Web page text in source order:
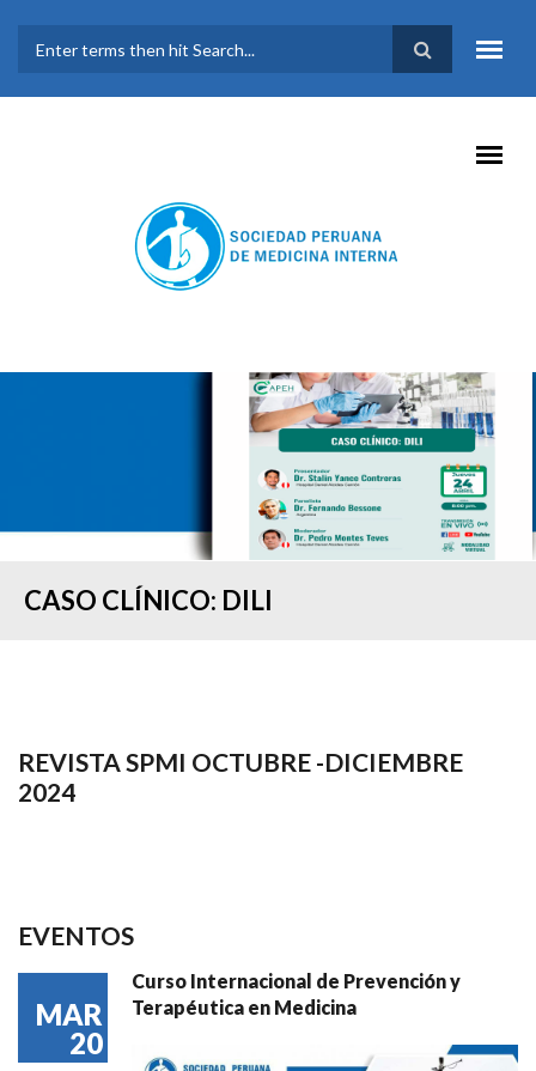
FORMULARIO DE
BÚSQUEDA
CASO CLÍNICO: DILI
REVISTA SPMI OCTUBRE -DICIEMBRE
2024
EVENTOS
MAR
20
Curso Internacional de Prevención y
Terapéutica en Medicina